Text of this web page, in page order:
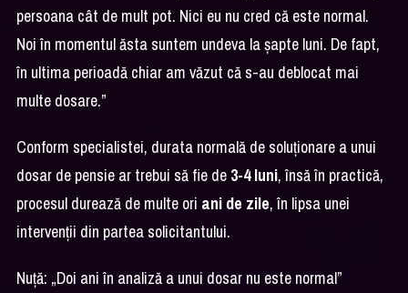
persoana cât de mult pot. Nici eu nu cred că este normal.
Noi în momentul ăsta suntem undeva la șapte luni. De fapt,
în ultima perioadă chiar am văzut că s-au deblocat mai
multe dosare.”
Conform specialistei, durata normală de soluționare a unui
dosar de pensie ar trebui să fie de 3-4 luni, însă în practică,
procesul durează de multe ori ani de zile, în lipsa unei
intervenții din partea solicitantului.
Nuță: „Doi ani în analiză a unui dosar nu este normal”